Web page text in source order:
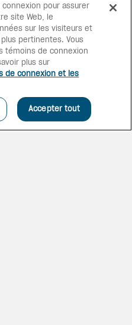
l’endroit idéal
paradis
au bord
et la
âges vous
Fun et du
pour assurer
site Web, le
sur les visiteurs et
pertinentes. Vous
témoins de connexion
plus sur
de connexion et les
Accepter tout